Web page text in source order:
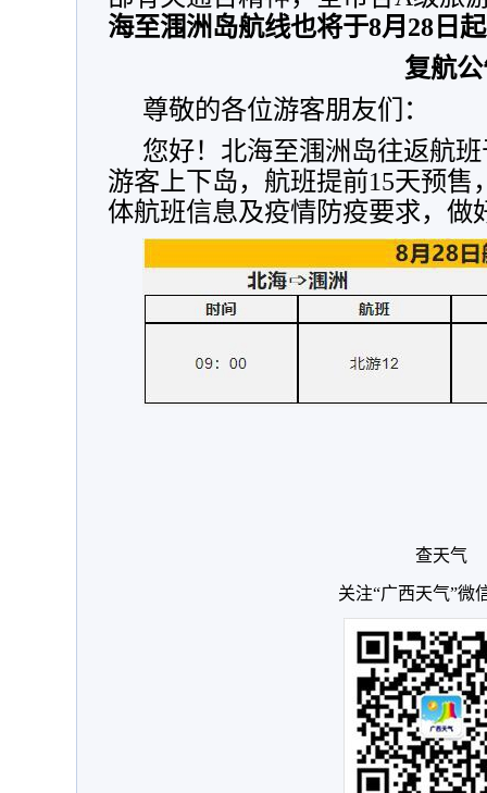
海至涠洲岛航线也将于8月28日
复航
尊敬的各位游客朋友们：
您好！北海至涠洲岛往返航
游客上下岛，航班提前15天预售
体航班信息及疫情防疫要求，做
查天气
关注“广西天气”微